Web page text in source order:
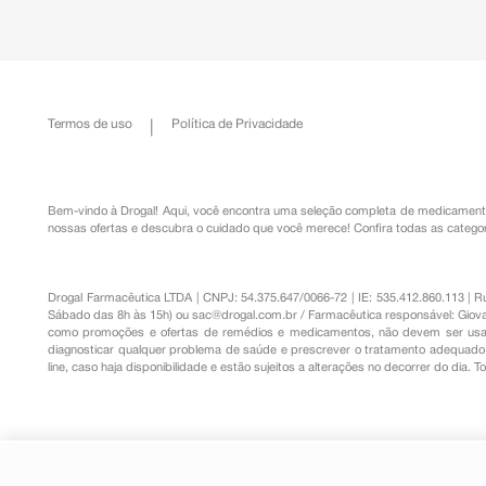
Termos de uso Política de Privacidade
Bem-vindo à Drogal! Aqui, você encontra uma seleção completa de
nossas ofertas e descubra o cuidado que você merece! Confira todas as
Drogal Farmacêutica LTDA | CNPJ: 54.375.647/0066-72 | IE: 535.412.860.113
Sábado das 8h às 15h) ousac@drogal.com.br / Farmacêutica responsável:
como promoções e ofertas de remédios e medicamentos, não devem ser
diagnosticar qualquer problema de saúde e prescrever o tratamento
line, caso haja disponibilidade e estão sujeitos a alterações no decorrer do dia.